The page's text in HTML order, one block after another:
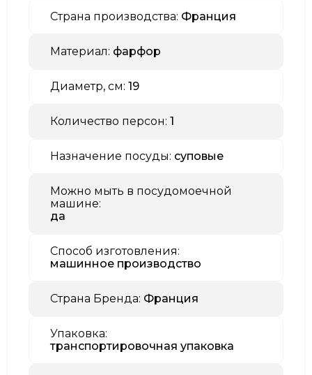
Страна производства: Франция
Материал: фарфор
Диаметр, см: 19
Количество персон: 1
Назначение посуды: суповые
Можно мыть в посудомоечной
машине:
да
Способ изготовления:
машинное производство
Страна Бренда: Франция
Упаковка:
транспортировочная упаковка